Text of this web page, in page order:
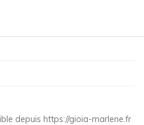
depuis https://gioia-marlene.fr